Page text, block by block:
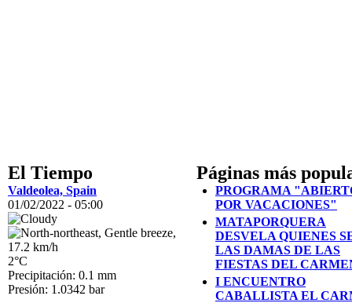
El Tiempo
Valdeolea, Spain
01/02/2022 - 05:00
2°C
Precipitación: 0.1 mm
Presión: 1.0342 bar
Páginas más
PROGRAMA
POR VACACIONES"
MATAPORQUERA
DESVELA QUIENES
LAS DAMAS DE LAS
FIESTAS DEL
I ENCUENTRO
CABALLISTA EL